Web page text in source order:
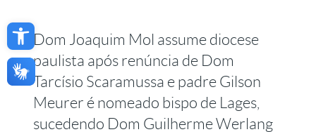
Open toolbar
Dom Joaquim Mol assume diocese
paulista após renúncia de Dom
Tarcísio Scaramussa e padre Gilson
Meurer é nomeado bispo de Lages,
sucedendo Dom Guilherme Werlang